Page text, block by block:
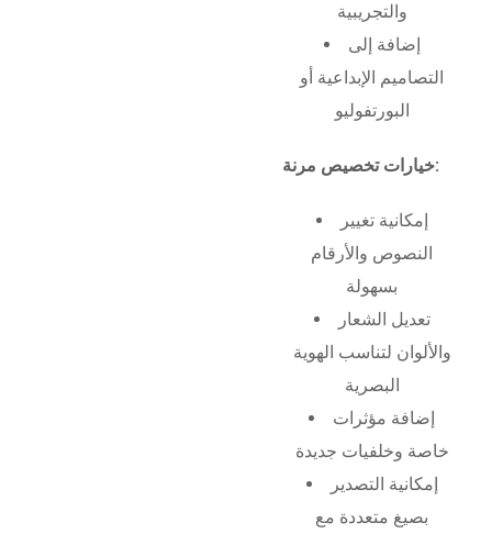
والتجريبية
إضافة إلى
التصاميم الإبداعية أو
البورتفوليو
خيارات تخصيص مرنة:
إمكانية تغيير
النصوص والأرقام
بسهولة
تعديل الشعار
والألوان لتناسب الهوية
البصرية
إضافة مؤثرات
خاصة وخلفيات جديدة
إمكانية التصدير
بصيغ متعددة مع